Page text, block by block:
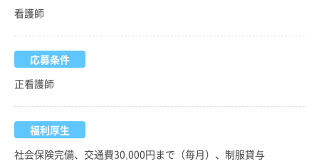
看護師
応募条件
正看護師
福利厚生
社会保険完備、交通費30,000円まで（毎月）、制服貸与